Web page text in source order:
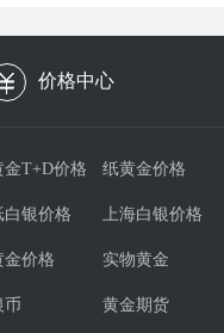
价格中心
金T+D价格 纸黄金价格
白银价格 上海白银价格
金价格 实物黄金
币 黄金期货